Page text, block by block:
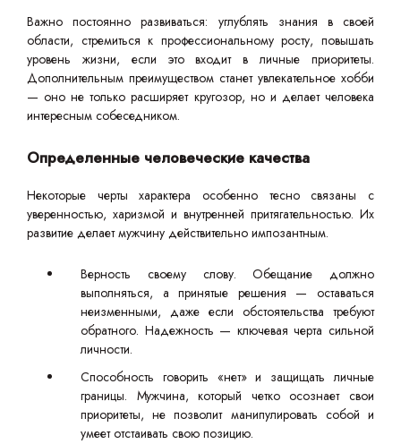
Важно постоянно развиваться: углублять знания в своей
области, стремиться к профессиональному росту, повышать
уровень жизни, если это входит в личные приоритеты.
Дополнительным преимуществом станет увлекательное хобби
— оно не только расширяет кругозор, но и делает человека
интересным собеседником.
Определенные человеческие качества
Некоторые черты характера особенно тесно связаны с
уверенностью, харизмой и внутренней притягательностью. Их
развитие делает мужчину действительно импозантным.
Верность своему слову. Обещание должно
выполняться, а принятые решения — оставаться
неизменными, даже если обстоятельства требуют
обратного. Надежность — ключевая черта сильной
личности.
Способность говорить «нет» и защищать личные
границы. Мужчина, который четко осознает свои
приоритеты, не позволит манипулировать собой и
умеет отстаивать свою позицию.